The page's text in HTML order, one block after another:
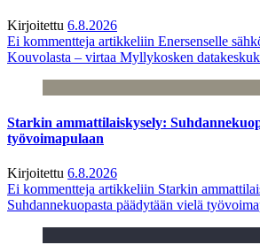
Kirjoitettu 6.8.2026
Ei kommentteja artikkeliin Enersenselle
Kouvolasta – virtaa Myllykosken
Starkin ammattilaiskysely:
työvoimapulaan
Kirjoitettu 6.8.2026
Ei kommentteja artikkeliin Starkin
Suhdannekuopasta päädytään vielä